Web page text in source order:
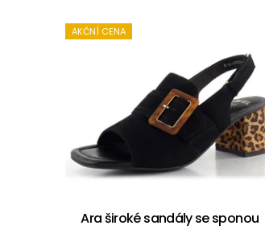
AKČNÍ CENA
Ara široké sandály se sponou